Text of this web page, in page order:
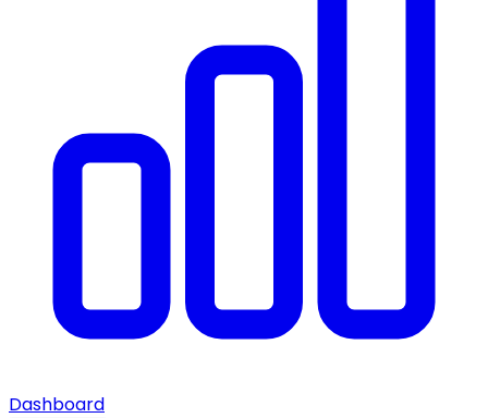
Dashboard